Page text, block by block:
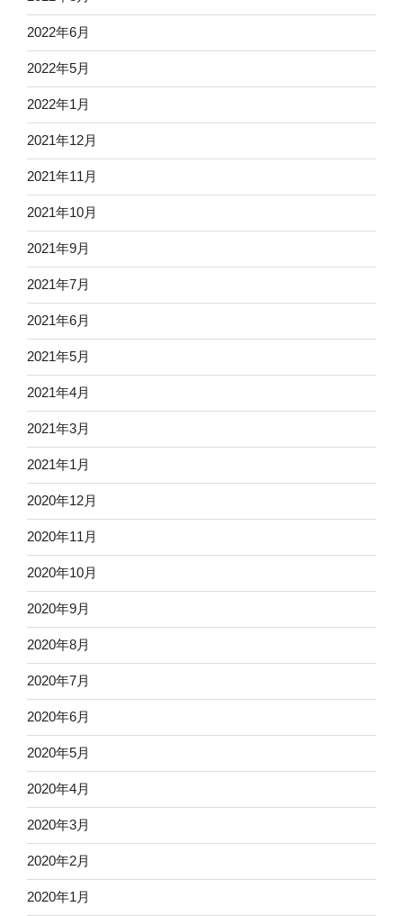
2022年6月
2022年5月
2022年1月
2021年12月
2021年11月
2021年10月
2021年9月
2021年7月
2021年6月
2021年5月
2021年4月
2021年3月
2021年1月
2020年12月
2020年11月
2020年10月
2020年9月
2020年8月
2020年7月
2020年6月
2020年5月
2020年4月
2020年3月
2020年2月
2020年1月